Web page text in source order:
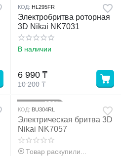
КОД: HL295FR
Электробритва роторная
3D Nikai NK7031
В наличии
10 200 ₸
6 990 ₸
43%
КОД: BU304RL
Электрическая бритва 3D
Nikai NK7057
Товар раскупили...